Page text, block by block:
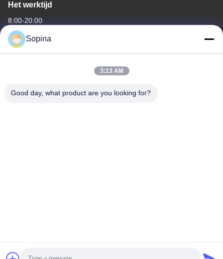
Het werktijd
8:00-20:00
Ons adres
No.61 Pingxi Industrial Zone, Huashan Town, Huadu District,
Sopina
3:13 AM
Good day, what product are you looking for?